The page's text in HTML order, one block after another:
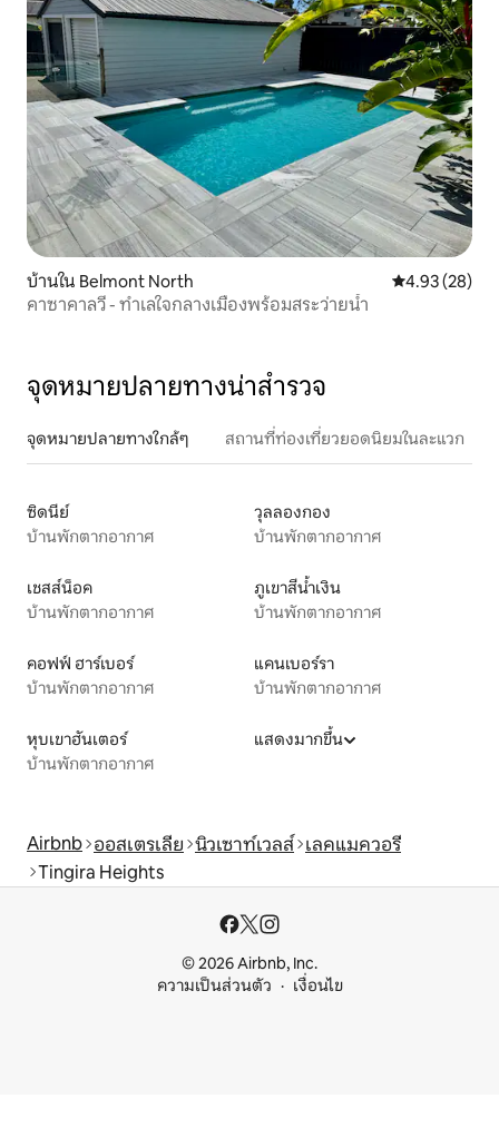
บ้านใน Belmont North คะแนนเฉลี่ย
4.93 (28)
คาซาคาลวี - ทำเลใจกลางเมืองพร้อมสระว่ายน้ำ
จุดหมายปลายทางน่าสำรวจ
จุดหมายปลายทางใกล้ๆ สถานที่ท่องเที่ยวยอดนิยมในละแวก
ซิดนีย์
บ้านพักตากอากาศ
วุลลองกอง
บ้านพักตากอากาศ
เชสส์น็อค
บ้านพักตากอากาศ
ภูเขาสีน้ำเงิน
บ้านพักตากอากาศ
คอฟฟ์ ฮาร์เบอร์
บ้านพักตากอากาศ
แคนเบอร์รา
บ้านพักตากอากาศ
หุบเขาฮันเตอร์
บ้านพักตากอากาศ
แสดงมากขึ้น
Airbnb ออสเตรเลีย นิวเซาท์เวลส์ เลคแมควอรี
Tingira Heights
© 2026 Airbnb, Inc.
ความเป็นส่วนตัว
เงื่อนไข